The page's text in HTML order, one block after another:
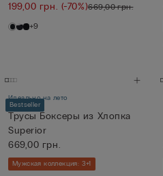
199,00 грн. (-70%)669,00 грн.
+9
Bestseller
Идеально на лето
Трусы Боксеры из Хлопка
Superior
669,00 грн.
Мужская коллекция: 3+1